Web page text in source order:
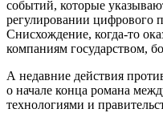
событий, которые
регулировании цифрового
Снисхождение, когда-то
компаниям государством,
А недавние действия
о начале конца романа
технологиями и